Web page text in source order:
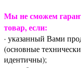
Мы не сможем
товар, если:
· указанный Вами
(основные
идентичны);